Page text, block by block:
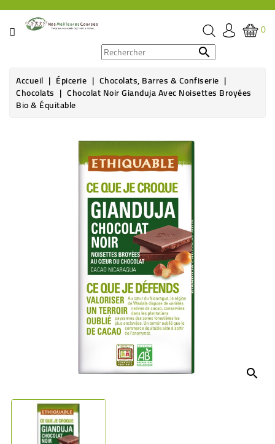
CATÉGORIE
ÉPICERIE
0

Accueil Épicerie Chocolats, Barres & Confiserie
Chocolats Chocolat Noir Gianduja Avec Noisettes Broyées
Bio & Équitable
search